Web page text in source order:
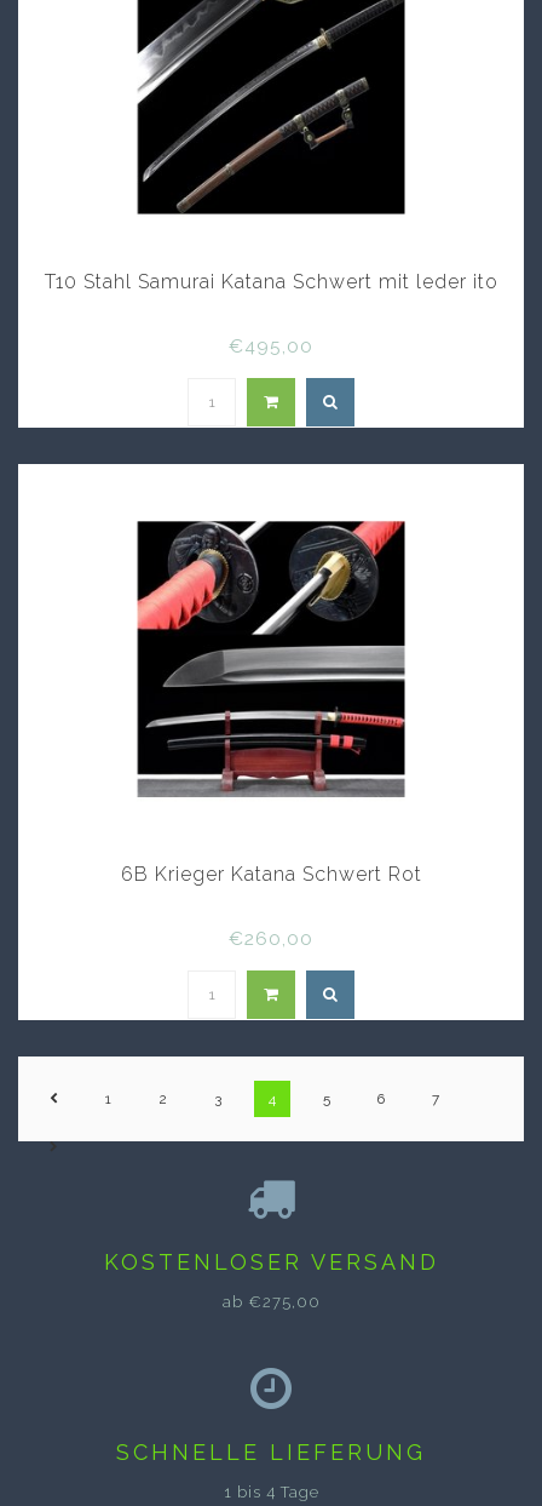
T10 Stahl Samurai Katana Schwert mit leder ito
€495,00
6B Krieger Katana Schwert Rot
€260,00
1 2 3 4 5 6 7
KOSTENLOSER VERSAND
ab €275,00
SCHNELLE LIEFERUNG
1 bis 4 Tage